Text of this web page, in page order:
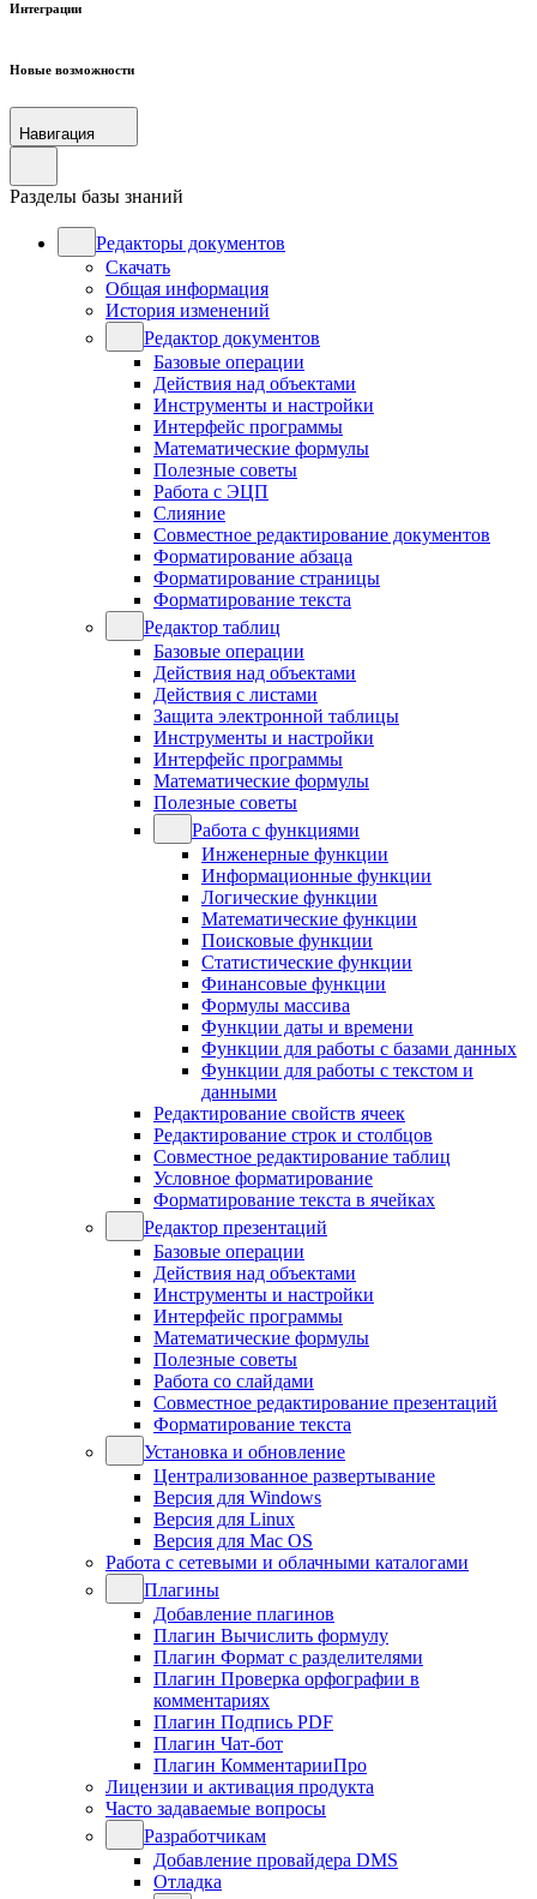
Интеграции
Новые возможности
Навигация
Разделы базы знаний
Редакторы документов
Скачать
Общая информация
История изменений
Редактор документов
Базовые операции
Действия над объектами
Инструменты и настройки
Интерфейс программы
Математические формулы
Полезные советы
Работа с ЭЦП
Слияние
Совместное редактирование документов
Форматирование абзаца
Форматирование страницы
Форматирование текста
Редактор таблиц
Базовые операции
Действия над объектами
Действия с листами
Защита электронной таблицы
Инструменты и настройки
Интерфейс программы
Математические формулы
Полезные советы
Работа с функциями
Инженерные функции
Информационные функции
Логические функции
Математические функции
Поисковые функции
Статистические функции
Финансовые функции
Формулы массива
Функции даты и времени
Функции для работы с базами данных
Функции для работы с текстом и
данными
Редактирование свойств ячеек
Редактирование строк и столбцов
Совместное редактирование таблиц
Условное форматирование
Форматирование текста в ячейках
Редактор презентаций
Базовые операции
Действия над объектами
Инструменты и настройки
Интерфейс программы
Математические формулы
Полезные советы
Работа со слайдами
Совместное редактирование презентаций
Форматирование текста
Установка и обновление
Централизованное развертывание
Версия для Windows
Версия для Linux
Версия для Mac OS
Работа с сетевыми и облачными каталогами
Плагины
Добавление плагинов
Плагин Вычислить формулу
Плагин Формат с разделителями
Плагин Проверка орфографии в
комментариях
Плагин Подпись PDF
Плагин Чат-бот
Плагин КомментарииПро
Лицензии и активация продукта
Часто задаваемые вопросы
Разработчикам
Добавление провайдера DMS
Отладка